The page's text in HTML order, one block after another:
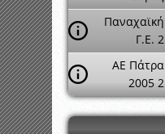
Παναχαϊκή
Γ.Ε. 2
ΑΕ Πάτρα
2005 2